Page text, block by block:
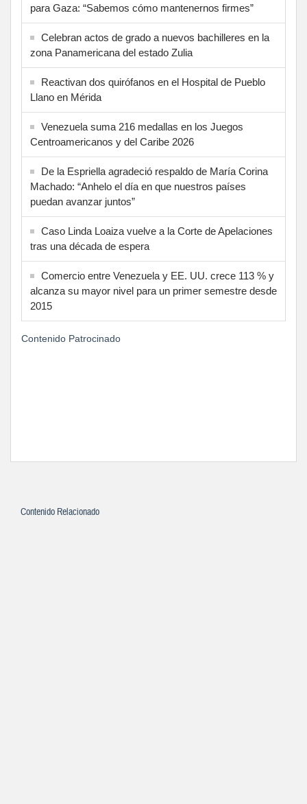
para Gaza: “Sabemos cómo mantenernos firmes”
Celebran actos de grado a nuevos bachilleres en la
zona Panamericana del estado Zulia
Reactivan dos quirófanos en el Hospital de Pueblo
Llano en Mérida
Venezuela suma 216 medallas en los Juegos
Centroamericanos y del Caribe 2026
De la Espriella agradeció respaldo de María Corina
Machado: “Anhelo el día en que nuestros países
puedan avanzar juntos”
Caso Linda Loaiza vuelve a la Corte de Apelaciones
tras una década de espera
Comercio entre Venezuela y EE. UU. crece 113 % y
alcanza su mayor nivel para un primer semestre desde
2015
Contenido Patrocinado
Contenido Relacionado